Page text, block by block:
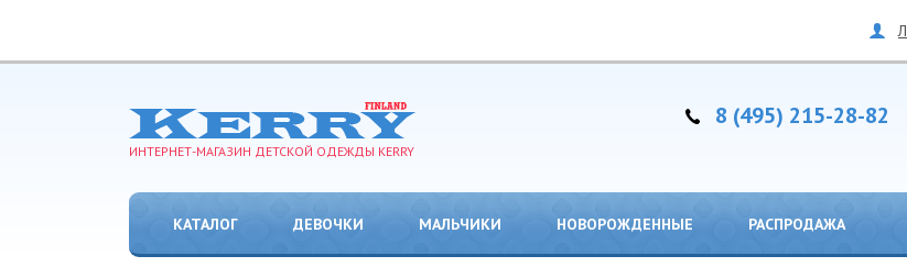
ИНТЕРНЕТ-МАГАЗИН ДЕТСКОЙ ОДЕЖДЫ KERRY
8 (495) 215-28-82
КАТАЛОГ ДЕВОЧКИ МАЛЬЧИКИ НОВОРОЖДЕННЫЕ РАСПРОДАЖА